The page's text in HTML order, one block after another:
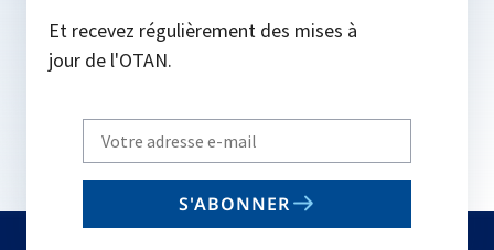
Et recevez régulièrement des mises à
jour de l'OTAN.
Write
your
email
S'ABONNER